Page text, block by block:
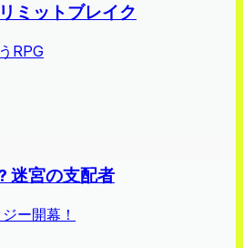
ミットブレイク
RPG
迷宮の支配者
ー開幕！